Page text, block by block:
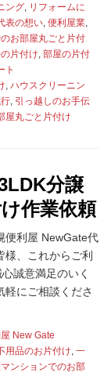
ング リフォームに
表の想い 便利屋業
お部屋丸ごと片付
片付け 部屋の片付
ト
ハウスクリーニン
引っ越しのお手伝
屋丸ごと片付け
分譲
作業依頼
便利屋 NewGate代
様、これからご利
誠意満足のいく
軽にご相談くださ
New Gate
用品のお片付け, 一
ンションでのお部